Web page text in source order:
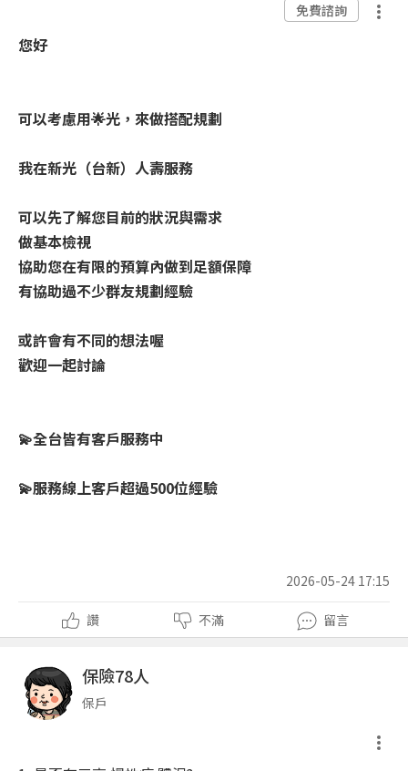
免費諮詢
您好
可以考慮用🌟光，來做搭配規劃
我在新光（台新）人壽服務
可以先了解您目前的狀況與需求
做基本檢視
協助您在有限的預算內做到足額保障
有協助過不少群友規劃經驗
或許會有不同的想法喔
歡迎一起討論
💫全台皆有客戶服務中
💫服務線上客戶超過500位經驗
2026-05-24 17:15
讚 不滿 留言
保險78人
保戶